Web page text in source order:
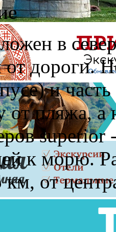
в
от дороги.
и
от пляжа,
superior
к морю.
км, от